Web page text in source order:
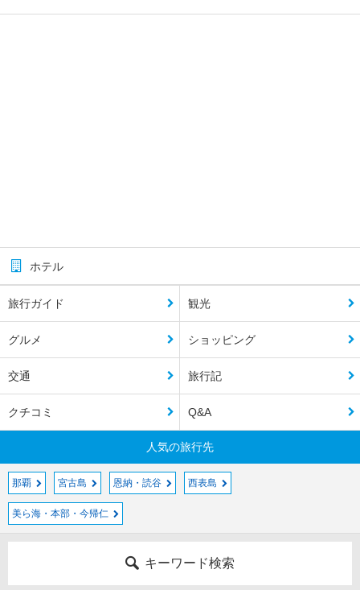
ホテル
旅行ガイド 観光
グルメ ショッピング
交通 旅行記
クチコミ Q&A
人気の旅行先
那覇 宮古島 恩納・読谷 西表島
美ら海・本部・今帰仁
キーワード検索